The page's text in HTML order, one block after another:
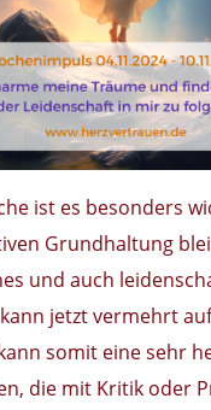
ist es besonders
Grundhaltung
und auch
jetzt vermehrt
somit eine sehr
die mit Kritik oder